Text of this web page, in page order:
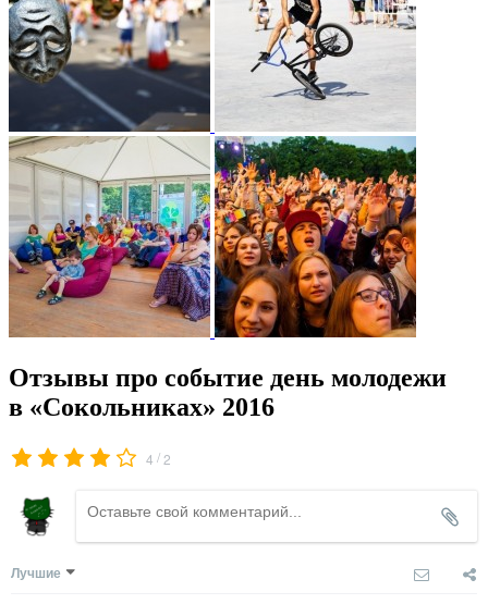
Отзывы про событие день молодежи
в «Сокольниках» 2016
4 /2
Лучшие